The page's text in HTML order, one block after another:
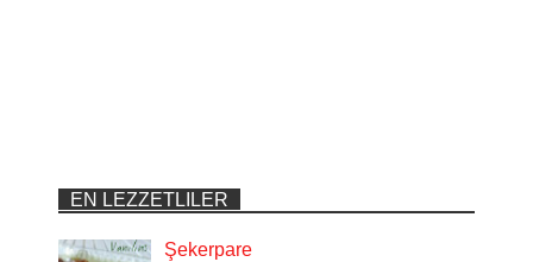
EN LEZZETLILER
Şekerpare